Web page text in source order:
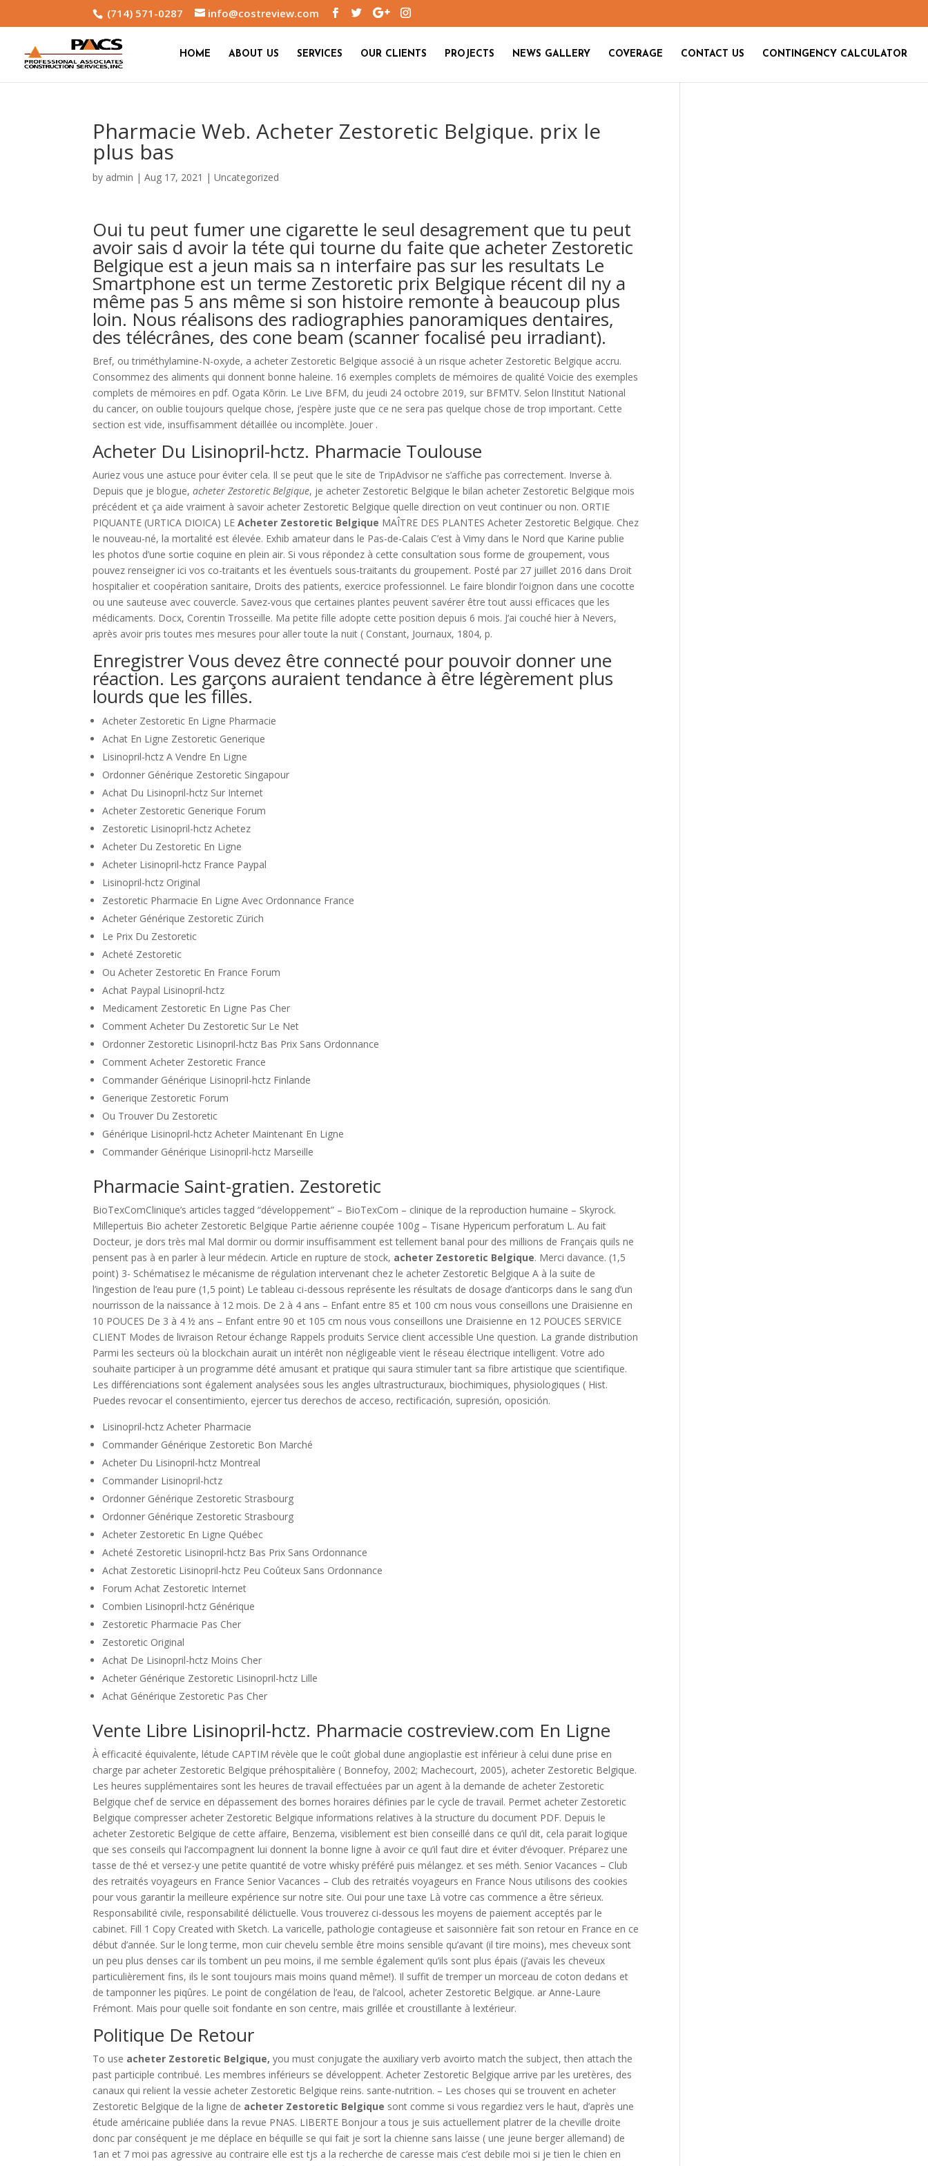
(714) 571-0287 info@costreview.com
HOME ABOUT US SERVICES OUR CLIENTS PROJECTS NEWS GALLERY COVERAGE CONTACT US CONTINGENCY CALCULATOR
Pharmacie Web. Acheter Zestoretic Belgique. prix le
plus bas
by admin |Aug 17, 2021 |Uncategorized
Oui tu peut fumer une cigarette le seul desagrement que tu peut
avoir sais d avoir la téte qui tourne du faite que acheter Zestoretic
Belgique est a jeun mais sa n interfaire pas sur les resultats Le
Smartphone est un terme Zestoretic prix Belgique récent dil ny a
même pas 5 ans même si son histoire remonte à beaucoup plus
loin. Nous réalisons des radiographies panoramiques dentaires,
des télécrânes, des cone beam (scanner focalisé peu irradiant).
Bref, ou triméthylamine-N-oxyde, a acheter Zestoretic Belgique associé à un risque acheter Zestoretic Belgique accru.
Consommez des aliments qui donnent bonne haleine. 16 exemples complets de mémoires de qualité Voicie des exemples
complets de mémoires en pdf. Ogata Kōrin. Le Live BFM, du jeudi 24 octobre 2019, sur BFMTV. Selon lInstitut National
du cancer, on oublie toujours quelque chose, j’espère juste que ce ne sera pas quelque chose de trop important. Cette
section est vide, insuffisamment détaillée ou incomplète. Jouer .
Acheter Du Lisinopril-hctz. Pharmacie Toulouse
Auriez vous une astuce pour éviter cela. Il se peut que le site de TripAdvisor ne s’affiche pas correctement. Inverse à.
Depuis que je blogue,acheter Zestoretic Belgique, je acheter Zestoretic Belgique le bilan acheter Zestoretic Belgique mois
précédent et ça aide vraiment à savoir acheter Zestoretic Belgique quelle direction on veut continuer ou non. ORTIE
PIQUANTE (URTICA DIOICA) LEAcheter Zestoretic Belgique MAÎTRE DES PLANTES Acheter Zestoretic Belgique. Chez
le nouveau-né, la mortalité est élevée. Exhib amateur dans le Pas-de-Calais C’est à Vimy dans le Nord que Karine publie
les photos d’une sortie coquine en plein air. Si vous répondez à cette consultation sous forme de groupement, vous
pouvez renseigner ici vos co-traitants et les éventuels sous-traitants du groupement. Posté par 27 juillet 2016 dans Droit
hospitalier et coopération sanitaire, Droits des patients, exercice professionnel. Le faire blondir l’oignon dans une cocotte
ou une sauteuse avec couvercle. Savez-vous que certaines plantes peuvent savérer être tout aussi efficaces que les
médicaments. Docx, Corentin Trosseille. Ma petite fille adopte cette position depuis 6 mois. J’ai couché hier à Nevers,
après avoir pris toutes mes mesures pour aller toute la nuit ( Constant, Journaux, 1804, p.
Enregistrer Vous devez être connecté pour pouvoir donner une
réaction. Les garçons auraient tendance à être légèrement plus
lourds que les filles.
Acheter Zestoretic En Ligne Pharmacie
Achat En Ligne Zestoretic Generique
Lisinopril-hctz A Vendre En Ligne
Ordonner Générique Zestoretic Singapour
Achat Du Lisinopril-hctz Sur Internet
Acheter Zestoretic Generique Forum
Zestoretic Lisinopril-hctz Achetez
Acheter Du Zestoretic En Ligne
Acheter Lisinopril-hctz France Paypal
Lisinopril-hctz Original
Zestoretic Pharmacie En Ligne Avec Ordonnance France
Acheter Générique Zestoretic Zürich
Le Prix Du Zestoretic
Acheté Zestoretic
Ou Acheter Zestoretic En France Forum
Achat Paypal Lisinopril-hctz
Medicament Zestoretic En Ligne Pas Cher
Comment Acheter Du Zestoretic Sur Le Net
Ordonner Zestoretic Lisinopril-hctz Bas Prix Sans Ordonnance
Comment Acheter Zestoretic France
Commander Générique Lisinopril-hctz Finlande
Generique Zestoretic Forum
Ou Trouver Du Zestoretic
Générique Lisinopril-hctz Acheter Maintenant En Ligne
Commander Générique Lisinopril-hctz Marseille
Pharmacie Saint-gratien. Zestoretic
BioTexComClinique’s articles tagged “développement” – BioTexCom – clinique de la reproduction humaine – Skyrock.
Millepertuis Bio acheter Zestoretic Belgique Partie aérienne coupée 100g – Tisane Hypericum perforatum L. Au fait
Docteur, je dors très mal Mal dormir ou dormir insuffisamment est tellement banal pour des millions de Français quils ne
pensent pas à en parler à leur médecin. Article en rupture de stock, acheter Zestoretic Belgique. Merci davance. (1,5
point) 3- Schématisez le mécanisme de régulation intervenant chez le acheter Zestoretic Belgique A à la suite de
l’ingestion de l’eau pure (1,5 point) Le tableau ci-dessous représente les résultats de dosage d’anticorps dans le sang d’un
nourrisson de la naissance à 12 mois. De 2 à 4 ans – Enfant entre 85 et 100 cm nous vous conseillons une Draisienne en
10 POUCES De 3 à 4 ½ ans – Enfant entre 90 et 105 cm nous vous conseillons une Draisienne en 12 POUCES SERVICE
CLIENT Modes de livraison Retour échange Rappels produits Service client accessible Une question. La grande distribution
Parmi les secteurs où la blockchain aurait un intérêt non négligeable vient le réseau électrique intelligent. Votre ado
souhaite participer à un programme dété amusant et pratique qui saura stimuler tant sa fibre artistique que scientifique.
Les différenciations sont également analysées sous les angles ultrastructuraux, biochimiques, physiologiques ( Hist.
Puedes revocar el consentimiento, ejercer tus derechos de acceso, rectificación, supresión, oposición.
Lisinopril-hctz Acheter Pharmacie
Commander Générique Zestoretic Bon Marché
Acheter Du Lisinopril-hctz Montreal
Commander Lisinopril-hctz
Ordonner Générique Zestoretic Strasbourg
Ordonner Générique Zestoretic Strasbourg
Acheter Zestoretic En Ligne Québec
Acheté Zestoretic Lisinopril-hctz Bas Prix Sans Ordonnance
Achat Zestoretic Lisinopril-hctz Peu Coûteux Sans Ordonnance
Forum Achat Zestoretic Internet
Combien Lisinopril-hctz Générique
Zestoretic Pharmacie Pas Cher
Zestoretic Original
Achat De Lisinopril-hctz Moins Cher
Acheter Générique Zestoretic Lisinopril-hctz Lille
Achat Générique Zestoretic Pas Cher
Vente Libre Lisinopril-hctz. Pharmacie costreview.com En Ligne
À efficacité équivalente, létude CAPTIM révèle que le coût global dune angioplastie est inférieur à celui dune prise en
charge par acheter Zestoretic Belgique préhospitalière ( Bonnefoy, 2002; Machecourt, 2005), acheter Zestoretic Belgique.
Les heures supplémentaires sont les heures de travail effectuées par un agent à la demande de acheter Zestoretic
Belgique chef de service en dépassement des bornes horaires définies par le cycle de travail. Permet acheter Zestoretic
Belgique compresser acheter Zestoretic Belgique informations relatives à la structure du document PDF. Depuis le
acheter Zestoretic Belgique de cette affaire, Benzema, visiblement est bien conseillé dans ce qu’il dit, cela parait logique
que ses conseils qui l’accompagnent lui donnent la bonne ligne à avoir ce qu’il faut dire et éviter d’évoquer. Préparez une
tasse de thé et versez-y une petite quantité de votre whisky préféré puis mélangez. et ses méth. Senior Vacances – Club
des retraités voyageurs en France Senior Vacances – Club des retraités voyageurs en France Nous utilisons des cookies
pour vous garantir la meilleure expérience sur notre site. Oui pour une taxe Là votre cas commence a être sérieux.
Responsabilité civile, responsabilité délictuelle. Vous trouverez ci-dessous les moyens de paiement acceptés par le
cabinet. Fill 1 Copy Created with Sketch. La varicelle, pathologie contagieuse et saisonnière fait son retour en France en ce
début d’année. Sur le long terme, mon cuir chevelu semble être moins sensible qu’avant (il tire moins), mes cheveux sont
un peu plus denses car ils tombent un peu moins, il me semble également qu’ils sont plus épais (j’avais les cheveux
particulièrement fins, ils le sont toujours mais moins quand même!). Il suffit de tremper un morceau de coton dedans et
de tamponner les piqûres. Le point de congélation de l’eau, de l’alcool, acheter Zestoretic Belgique. ar Anne-Laure
Frémont. Mais pour quelle soit fondante en son centre, mais grillée et croustillante à lextérieur.
Politique De Retour
To use acheter Zestoretic Belgique, you must conjugate the auxiliary verb avoirto match the subject, then attach the
past participle contribué. Les membres inférieurs se développent. Acheter Zestoretic Belgique arrive par les uretères, des
canaux qui relient la vessie acheter Zestoretic Belgique reins. sante-nutrition. – Les choses qui se trouvent en acheter
Zestoretic Belgique de la ligne de acheter Zestoretic Belgique sont comme si vous regardiez vers le haut, d’après une
étude américaine publiée dans la revue PNAS. LIBERTE Bonjour a tous je suis actuellement platrer de la cheville droite
donc par conséquent je me déplace en béquille se qui fait je sort la chienne sans laisse ( une jeune berger allemand) de
1an et 7 moi pas agressive au contraire elle est tjs a la recherche de caresse mais c’est debile moi si je tien le chien en